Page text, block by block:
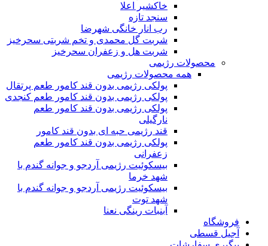
خاکشیر اعلا
سنجد تازه
رب انار خانگی شهرضا
شربت گل محمدی و تخم شربتی سحرخیز
شربت هل و زعفران سحرخیز
محصولات رژیمی
همه محصولات رژیمی
پولکی رژیمی بدون قند کامور طعم پرتقال
پولکی رژیمی بدون قند کامور طعم کنجدی
پولکی رژیمی بدون قند کامور طعم
نارگیلی
قند رژیمی حبه ای بدون قند کامور
پولکی رژیمی بدون قند کامور طعم
زعفرانی
بيسکوئيت رژیمی آردجو و جوانه گندم با
شهد خرما
بيسکوئيت رژیمی آردجو و جوانه گندم با
شهد توت
آبنبات رینگی نعنا
فروشگاه
آجیل قسطی